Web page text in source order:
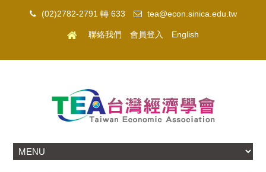
(02)2782-2791 轉 633 tea@econ.sinica.edu.tw
聯絡我們 會員登入 English